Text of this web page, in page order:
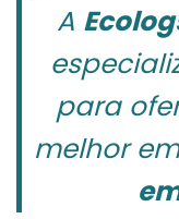
A
para
melhor